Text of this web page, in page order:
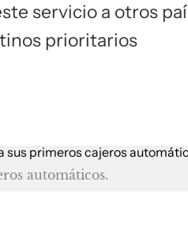
servicio a otros
prioritarios
automáticos.